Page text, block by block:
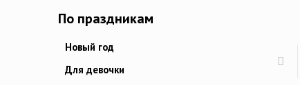
По праздникам
Новый год
Для девочки